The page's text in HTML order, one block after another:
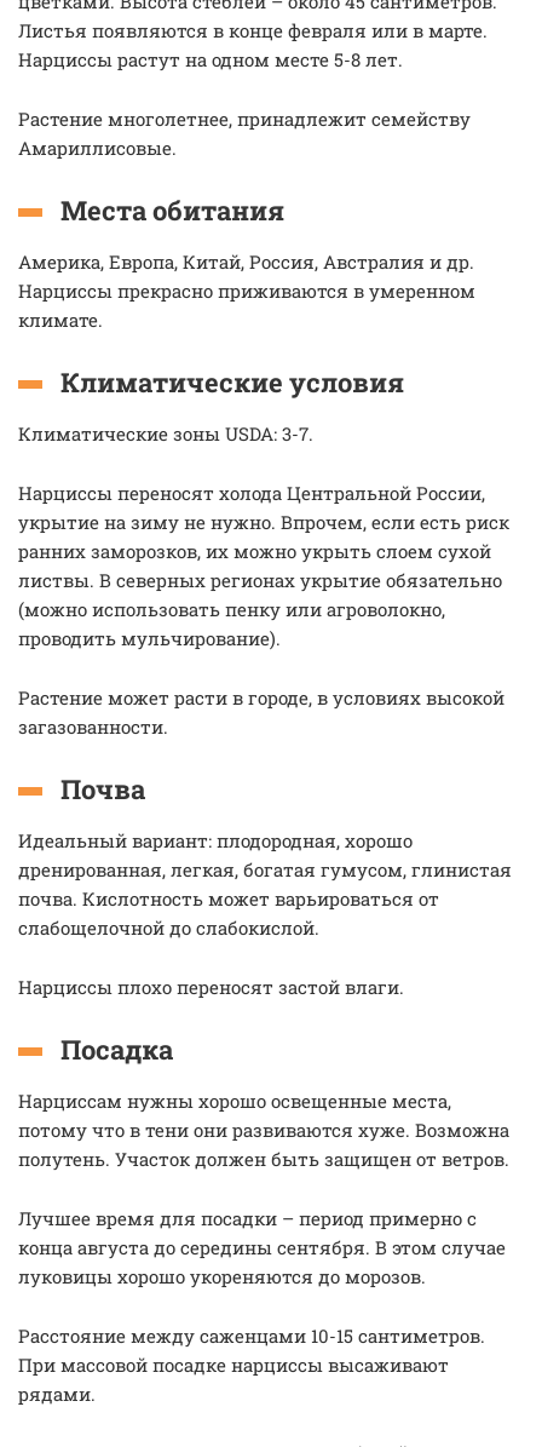
Листья появляются в конце февраля или в марте.
Нарциссы растут на одном месте 5-8 лет.
Растение многолетнее, принадлежит семейству
Амариллисовые.
Места обитания
Америка, Европа, Китай, Россия, Австралия и др.
Нарциссы прекрасно приживаются в умеренном
климате.
Климатические условия
Климатические зоны USDA: 3-7.
Нарциссы переносят холода Центральной России,
укрытие на зиму не нужно. Впрочем, если есть риск
ранних заморозков, их можно укрыть слоем сухой
листвы. В северных регионах укрытие обязательно
(можно использовать пенку или агроволокно,
проводить мульчирование).
Растение может расти в городе, в условиях высокой
загазованности.
Почва
Идеальный вариант: плодородная, хорошо
дренированная, легкая, богатая гумусом, глинистая
почва. Кислотность может варьироваться от
слабощелочной до слабокислой.
Нарциссы плохо переносят застой влаги.
Посадка
Нарциссам нужны хорошо освещенные места,
потому что в тени они развиваются хуже. Возможна
полутень. Участок должен быть защищен от ветров.
Лучшее время для посадки – период примерно с
конца августа до середины сентября. В этом случае
луковицы хорошо укореняются до морозов.
Расстояние между саженцами 10-15 сантиметров.
При массовой посадке нарциссы высаживают
рядами.